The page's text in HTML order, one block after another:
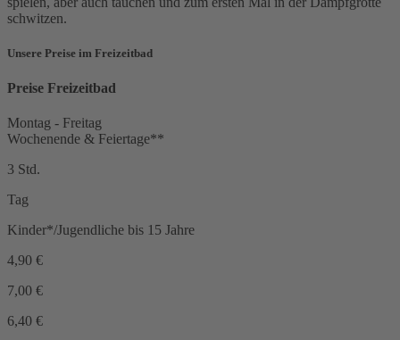
schwitzen.
Unsere Preise im Freizeitbad
Preise Freizeitbad
Montag - Freitag
Wochenende & Feiertage**
3 Std.
Tag
Kinder*/Jugendliche bis 15 Jahre
4,90 €
7,00 €
6,40 €